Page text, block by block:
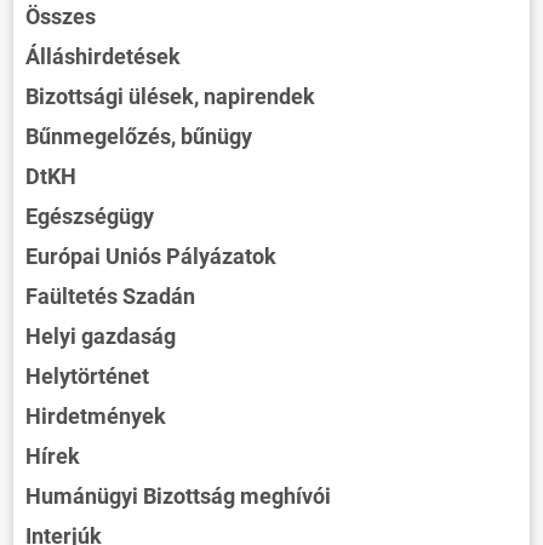
Összes
Álláshirdetések
Bizottsági ülések, napirendek
Bűnmegelőzés, bűnügy
DtKH
Egészségügy
Európai Uniós Pályázatok
Faültetés Szadán
Helyi gazdaság
Helytörténet
Hirdetmények
Hírek
Humánügyi Bizottság meghívói
Interjúk